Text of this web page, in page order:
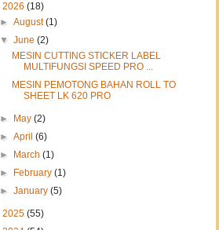
2026 (18)
►August(1)
▼June(2)
MESIN CUTTING STICKER LABEL
MULTIFUNGSI SPEED PRO ...
MESIN PEMOTONG BAHAN ROLL TO
SHEET LK 620 PRO
► May(2)
►April(6)
►
March(1)
►
February(1)
►January(5)
2025 (55)